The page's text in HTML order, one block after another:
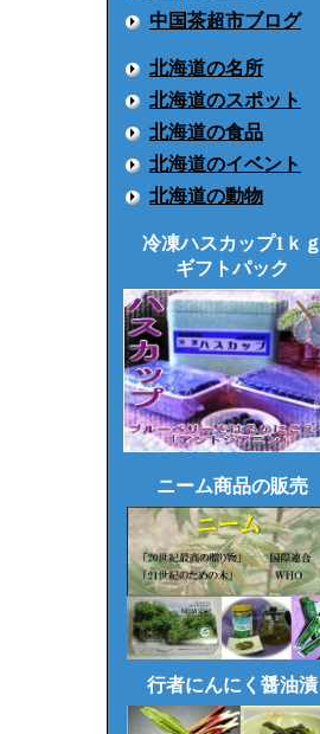
中国茶超市ブログ
北海道の名所
北海道のスポット
北海道の食品
北海道のイベント
北海道の動物
冷凍ハスカップ1ｋｇ
ギフトパック
ニーム商品の販売
行者にんにく醤油漬